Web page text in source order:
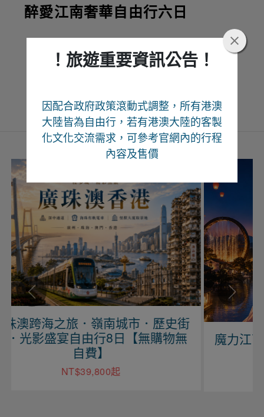
！旅遊重要資訊公告！
因配合政府政策滾動式調整，所有港澳
大陸皆為自由行，若有港澳大陸的客製
化文化交流需求，可參考官網內的行程
內容及售價
醉愛江南奢華自由行六日
Recommend
街
無
魔力江西、望仙望谷、婺源尋仙自由
行六日【上海進出】
NT$29,900起